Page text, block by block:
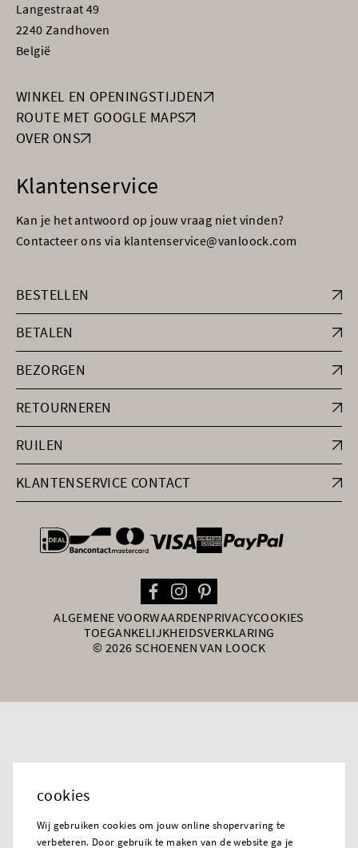
Langestraat 49
2240 Zandhoven
België
WINKEL EN OPENINGSTIJDEN
ROUTE MET GOOGLE MAPS
OVER ONS
Klantenservice
Kan je het antwoord op jouw vraag niet vinden?
Contacteer ons via klantenservice@vanloock.com
BESTELLEN
BETALEN
BEZORGEN
RETOURNEREN
RUILEN
KLANTENSERVICE CONTACT
general.paymentOptions
ALGEMENE VOORWAARDENPRIVACYCOOKIES
TOEGANKELIJKHEIDSVERKLARING
© 2026 SCHOENEN VAN LOOCK
cookies
Wij gebruiken cookies om jouw online shopervaring te
verbeteren. Door gebruik te maken van de website ga je